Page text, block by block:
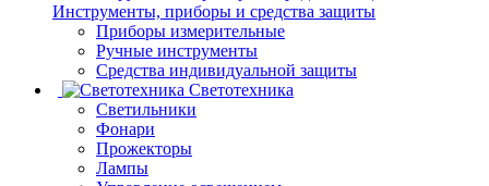
Инструменты, приборы и средства защиты
Приборы измерительные
Ручные инструменты
Средства индивидуальной защиты
Светотехника
Светильники
Фонари
Прожекторы
Лампы